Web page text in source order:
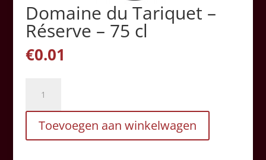
Domaine du Tariquet –
Réserve – 75 cl
€0.01
Tariquet
Réserve
Toevoegen aan winkelwagen